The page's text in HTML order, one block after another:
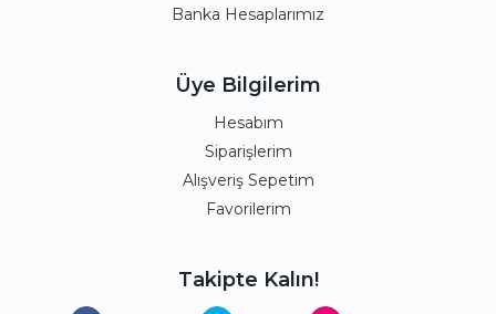
Banka Hesaplarımız
Üye Bilgilerim
Hesabım
Siparişlerim
Alışveriş Sepetim
Favorilerim
Takipte Kalın!